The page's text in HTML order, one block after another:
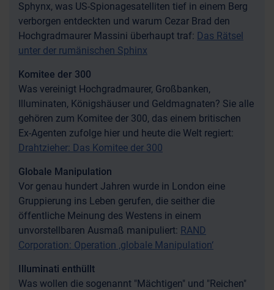
Sphynx, was US-Spionagesatelliten tief in einem Berg
verborgen entdeckten und warum Cezar Brad den
Hochgradmaurer Massini überhaupt traf: Das Rätsel
unter der rumänischen Sphinx
Komitee der 300
Was vereinigt Hochgradmaurer, Großbanken,
Illuminaten, Königshäuser und Geldmagnaten? Sie alle
gehören zum Komitee der 300, das einem britischen
Ex-Agenten zufolge hier und heute die Welt regiert:
Drahtzieher: Das Komitee der 300
Globale Manipulation
Vor genau hundert Jahren wurde in London eine
Gruppierung ins Leben gerufen, die seither die
öffentliche Meinung des Westens in einem
unvorstellbaren Ausmaß manipuliert: RAND
Corporation: Operation ‚globale Manipulation‘
Illuminati enthüllt
Was wollen die sogenannt "Mächtigen" und "Reichen"